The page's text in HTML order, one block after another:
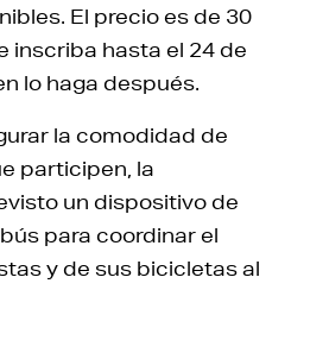
El precio es de 30
inscriba hasta el 24 de
lo haga después.
la comodidad de
participen, la
un dispositivo de
para coordinar el
y de sus bicicletas al